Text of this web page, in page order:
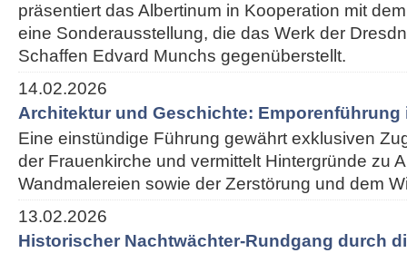
präsentiert das Albertinum in Kooperation mit
eine Sonderausstellung, die das Werk der
Schaffen Edvard Munchs gegenüberstellt.
14.02.2026
Architektur und Geschichte: Emporenführung
Eine einstündige Führung gewährt exklusiven
der Frauenkirche und vermittelt Hintergründe zu
Wandmalereien sowie der Zerstörung und dem
13.02.2026
Historischer Nachtwächter-Rundgang durch